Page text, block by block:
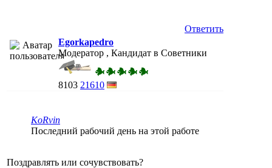
Ответить
Egorkapedro
Модератор , Кандидат в Советники
8103 21610
KoRvin
Последний рабочий день на этой работе
Поздравлять или сочувствовать?